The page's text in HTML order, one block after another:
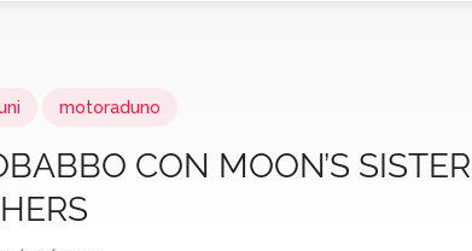
motoraduno
CON MOON’S